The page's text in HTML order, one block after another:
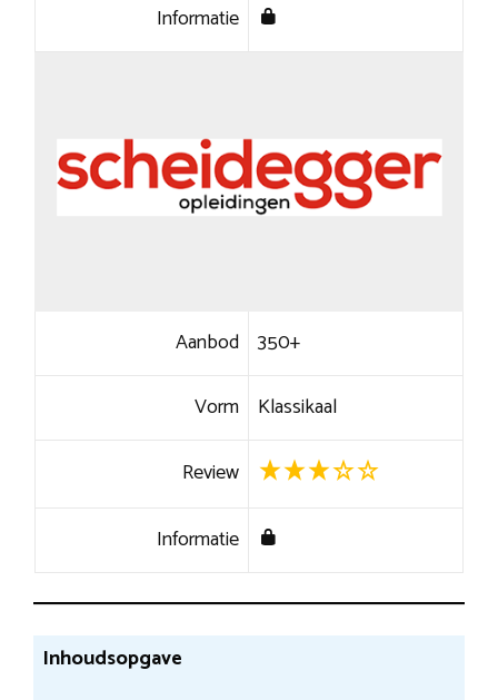
Informatie
Aanbod 350+
Vorm Klassikaal
Review
Informatie
Inhoudsopgave